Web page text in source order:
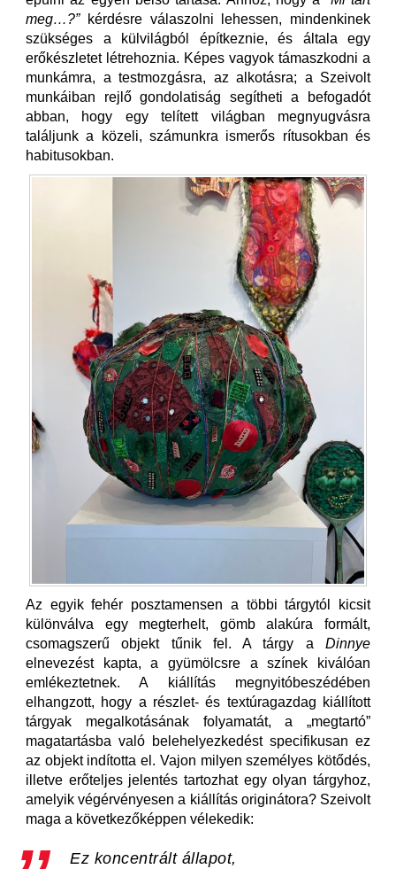
meg…?”kérdésre válaszolni lehessen, mindenkinek
szükséges a külvilágból építkeznie, és általa egy
erőkészletet létrehoznia. Képes vagyok támaszkodni a
munkámra, a testmozgásra, az alkotásra; a Szeivolt
munkáiban rejlő gondolatiság segítheti a befogadót
abban, hogy egy telített világban megnyugvásra
találjunk a közeli, számunkra ismerős rítusokban és
habitusokban.
Az egyik fehér posztamensen a többi tárgytól kicsit
különválva egy megterhelt, gömb alakúra formált,
csomagszerű objekt tűnik fel. A tárgy a Dinnye
elnevezést kapta, a gyümölcsre a színek kiválóan
emlékeztetnek. A kiállítás megnyitóbeszédében
elhangzott, hogy a részlet- és textúragazdag kiállított
tárgyak megalkotásának folyamatát, a „megtartó”
magatartásba való belehelyezkedést specifikusan ez
az objekt indította el. Vajon milyen személyes kötődés,
illetve erőteljes jelentés tartozhat egy olyan tárgyhoz,
amelyik végérvényesen a kiállítás originátora? Szeivolt
maga a következőképpen vélekedik:
Ez koncentrált állapot,